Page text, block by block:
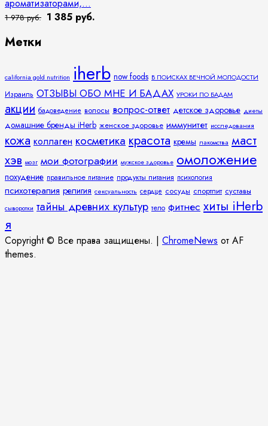
ароматизаторами,...
1 978 руб. 1 385 руб.
Метки
california gold nutrition iherb now foods В ПОИСКАХ ВЕЧНОЙ МОЛОДОСТИ
Израиль ОТЗЫВЫ ОБО МНЕ И БАДАХ УРОКИ ПО БАДАМ
акции бадоведение волосы вопрос-ответ детское здоровье диеты
домашние бренды iHerb женское здоровье иммунитет исследования
кожа коллаген косметика красота кремы лакомства маст
хэв мозг мои фотографии мужское здоровье омоложение
похудение правильное питание продукты питания психология
психотерапия религия сексуальность сердце сосуды спортпит суставы
сыворотки тайны древних культур тело фитнес хиты iHerb
я
Copyright © Все права защищены. | ChromeNews от AF
themes.